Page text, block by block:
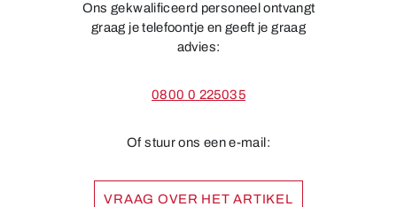
Ons gekwalificeerd personeel ontvangt
graag je telefoontje en geeft je graag
advies:
0800 0 225035
Of stuur ons een e-mail:
VRAAG OVER HET ARTIKEL